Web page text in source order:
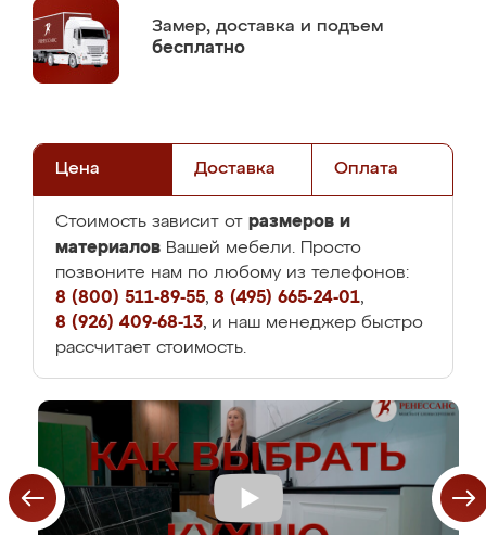
Замер, доставка и подъем
бесплатно
Цена Доставка Оплата
Стоимость зависит от размеров и
материалов Вашей мебели. Просто
позвоните нам по любому из телефонов:
8 (800) 511-89-55, 8 (495) 665-24-01,
8 (926) 409-68-13, и наш менеджер быстро
рассчитает стоимость.